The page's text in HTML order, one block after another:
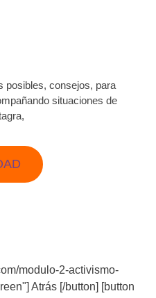
posibles, consejos, para
situaciones de
modulo-2-activismo-
Atrás [/button] [button